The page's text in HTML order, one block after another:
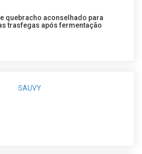
quebracho aconselhado para
trasfegas após fermentação
SAUVY